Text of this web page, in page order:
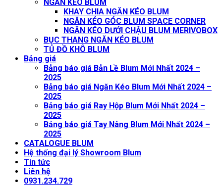
NGĂN KÉO BLUM
KHAY CHIA NGĂN KÉO BLUM
NGĂN KÉO GÓC BLUM SPACE CORNER
NGĂN KÉO DƯỚI CHẬU BLUM MERIVOBOX
BỤC THANG NGĂN KÉO BLUM
TỦ ĐỒ KHÔ BLUM
Bảng giá
Bảng báo giá Bản Lề Blum Mới Nhất 2024 –
2025
Bảng báo giá Ngăn Kéo Blum Mới Nhất 2024 –
2025
Bảng báo giá Ray Hộp Blum Mới Nhất 2024 –
2025
Bảng báo giá Tay Nâng Blum Mới Nhất 2024 –
2025
CATALOGUE BLUM
Hệ thống đại lý Showroom Blum
Tin tức
Liên hệ
0931.234.729